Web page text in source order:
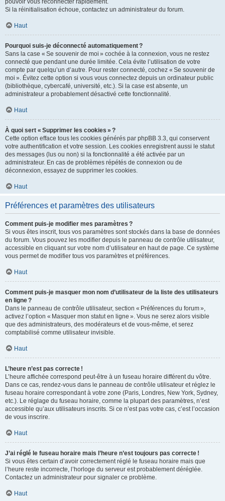
pouvoir vous reconnecter rapidement.
Si la réinitialisation échoue, contactez un administrateur du forum.
Haut
Pourquoi suis-je déconnecté automatiquement ?
Sans la case « Se souvenir de moi » cochée à la connexion, vous ne restez
connecté que pendant une durée limitée. Cela évite l’utilisation de votre
compte par quelqu’un d’autre. Pour rester connecté, cochez « Se souvenir de
moi ». Évitez cette option si vous vous connectez depuis un ordinateur public
(bibliothèque, cybercafé, université, etc.). Si la case est absente, un
administrateur a probablement désactivé cette fonctionnalité.
Haut
À quoi sert « Supprimer les cookies » ?
Cette option efface tous les cookies générés par phpBB 3.3, qui conservent
votre authentification et votre session. Les cookies enregistrent aussi le statut
des messages (lus ou non) si la fonctionnalité a été activée par un
administrateur. En cas de problèmes répétés de connexion ou de
déconnexion, essayez de supprimer les cookies.
Haut
Préférences et paramètres des utilisateurs
Comment puis-je modifier mes paramètres ?
Si vous êtes inscrit, tous vos paramètres sont stockés dans la base de données
du forum. Vous pouvez les modifier depuis le panneau de contrôle utilisateur,
accessible en cliquant sur votre nom d’utilisateur en haut de page. Ce système
vous permet de modifier tous vos paramètres et préférences.
Haut
Comment puis-je masquer mon nom d’utilisateur de la liste des utilisateurs
en ligne ?
Dans le panneau de contrôle utilisateur, section « Préférences du forum »,
activez l’option « Masquer mon statut en ligne ». Vous ne serez alors visible
que des administrateurs, des modérateurs et de vous-même, et serez
comptabilisé comme utilisateur invisible.
Haut
L’heure n’est pas correcte !
L’heure affichée correspond peut-être à un fuseau horaire différent du vôtre.
Dans ce cas, rendez-vous dans le panneau de contrôle utilisateur et réglez le
fuseau horaire correspondant à votre zone (Paris, Londres, New York, Sydney,
etc.). Le réglage du fuseau horaire, comme la plupart des paramètres, n’est
accessible qu’aux utilisateurs inscrits. Si ce n’est pas votre cas, c’est l’occasion
de vous inscrire.
Haut
J’ai réglé le fuseau horaire mais l’heure n’est toujours pas correcte !
Si vous êtes certain d’avoir correctement réglé le fuseau horaire mais que
l’heure reste incorrecte, l’horloge du serveur est probablement déréglée.
Contactez un administrateur pour signaler ce problème.
Haut